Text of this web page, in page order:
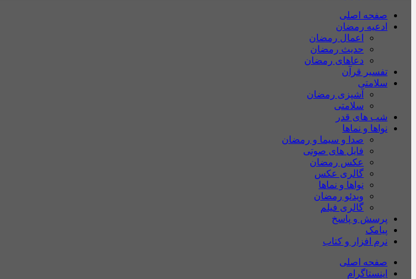
صفحه اصلی
ادعیه رمضان
اعمال رمضان
حدیث رمضان
دعاهای رمضان
تفسیر قرآن
سلامتی
آشپزی رمضان
سلامتی
شب های قدر
نواها و نماها
صدا و سیما و رمضان
فایل های صوتی
عکس رمضان
گالری عکس
نواها و نماها
ویدئو رمضان
گالری فیلم
پرسش و پاسخ
پیامک
نرم افزار و کتاب
صفحه اصلی
اینستاگرام